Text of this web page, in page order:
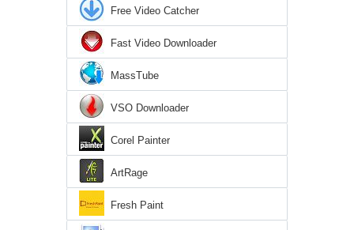
Free Video Catcher
Fast Video Downloader
MassTube
VSO Downloader
Corel Painter
ArtRage
Fresh Paint